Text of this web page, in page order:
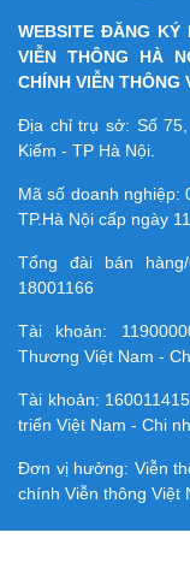
WEBSITE ĐĂNG KÝ
VIỄN THÔNG HÀ
CHÍNH VIỄN THÔNG
Địa chỉ trụ sở: Số
Kiếm - TP Hà Nội.
Mã số doanh nghiệp:
TP.Hà Nội cấp ngày
Tổng đài bán
18001166
Tài khoản:
Thương Việt Nam -
Tài khoản:
triển Việt Nam - Chi
Đơn vị hưởng: Viễn
chính Viễn thông Việt